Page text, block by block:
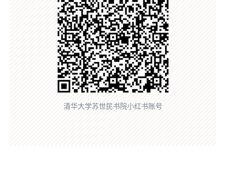
清华大学苏世民书院小红书账号